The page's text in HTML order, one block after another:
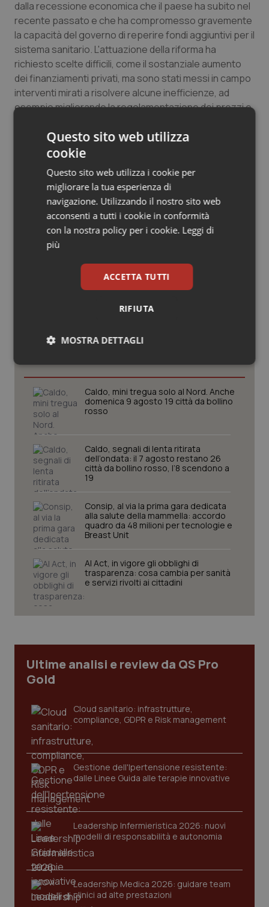
Salute orale & impianti
Sangue & coagulazione
Tiroide
Tumore al seno
Tumore ovarico
Tumori del Polmone & Testa Collo
Tumori gastrointestinali
Ulcera & Reflusso
dalla recessione economica che il paese ha subito nel
recente passato e che ha compromesso gravemente
la capacità del governo di reperire fondi aggiuntivi per il
sistema sanitario. L'attuazione della riforma ha
richiesto scelte difficili, come il sostanziale aumento
dei finanziamenti privati, ma sono stati messi in campo
interventi mirati a risolvere alcune inefficienze, ad
esempio migliorando la regolamentazione dei prezzi e
ospedali e informatizzando l'assistenza sanitaria di
Giovanni Rodriquez
01 Luglio 2013
© Riproduzione riservata
Potrebbe interessarti in
Caldo, mini tregua solo al Nord. Anche
domenica 9 agosto 19 città da bollino
rosso
Caldo, segnali di lenta ritirata
dell’ondata: il 7 agosto restano 26
città da bollino rosso, l’8 scendono a
19
Consip, al via la prima gara dedicata
alla salute della mammella: accordo
quadro da 48 milioni per tecnologie e
Breast Unit
AI Act, in vigore gli obblighi di
trasparenza: cosa cambia per sanità
e servizi rivolti ai cittadini
Ultime analisi e review da QS Pro
Gold
Cloud sanitario: infrastrutture,
compliance, GDPR e Risk management
Gestione dell'Ipertensione resistente:
dalle Linee Guida alle terapie innovative
Leadership Infermieristica 2026: nuovi
modelli di responsabilità e autonomia
Leadership Medica 2026: guidare team
clinici ad alte prestazioni
Questo sito web utilizza
cookie
Questo sito web utilizza i cookie per
migliorare la tua esperienza di
navigazione. Utilizzando il nostro sito web
acconsenti a tutti i cookie in conformità
con la nostra policy per i cookie. Leggi di
più
ACCETTA TUTTI
RIFIUTA
MOSTRA DETTAGLI
Necessari Statistici Marketing
Necessari Statistici Marketing
I cookie necessari contribuiscono a rendere fruibile il
sito web abilitandone funzionalità di base quali la
navigazione sulle pagine e l'accesso alle aree
protette del sito. Il sito web non è in grado di
funzionare correttamente senza questi cookie.
Nome
Fornitore/Dominio
VISITOR_PRIVACY_METADATA
YouTube
CookieScriptConsent
tracking-sites-ironfish-
tracking-enable
www.quotidianosanita.it